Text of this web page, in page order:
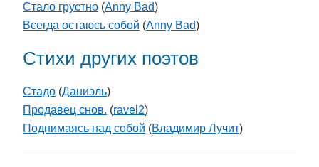
Стало грустно (Anny Bad)
Всегда остаюсь собой (Anny Bad)
Стихи других поэтов
Стадо (Даниэль)
Продавец снов. (ravel2)
Поднимаясь над собой (Владимир Лучит)